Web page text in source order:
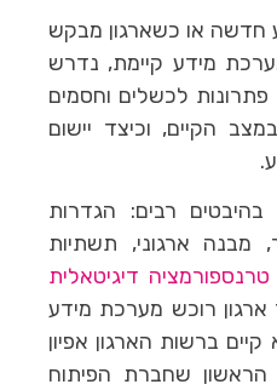
חדשה או כשארגון מבקש
מידע קיימת, נדרש
פתרונות לכשלים וחסמים
הקיים, וכיצד יישום
בהיבטים רבים: הגדרות
מבנה ארגוני, תשתיות
טרנספורמציה דיגיטאלית
רוכש מערכת מידע
ברשות הארגון אפיון
שחברת הפיתוח